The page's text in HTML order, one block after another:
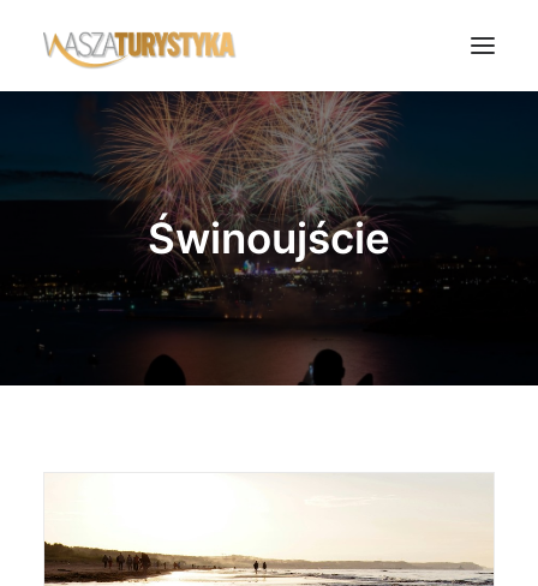
Księga wspomnień
Biura podróży
Noclegi
Polska
Świat
Świnoujście